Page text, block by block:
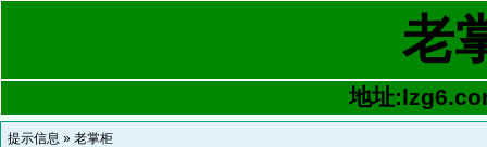
老
地址
提示信息 » 老掌柜